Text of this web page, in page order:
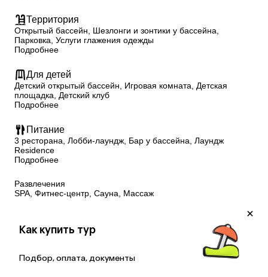
Территория
Открытый бассейн, Шезлонги и зонтики у бассейна,
Парковка, Услуги глажения одежды
Подробнее
Для детей
Детский открытый бассейн, Игровая комната, Детская
площадка, Детский клуб
Подробнее
Питание
3 ресторана, Лобби-лаундж, Бар у бассейна, Лаундж
Residence
Подробнее
Развлечения
SPA, Фитнес-центр, Сауна, Массаж
Как купить тур
Подбор, оплата, документы